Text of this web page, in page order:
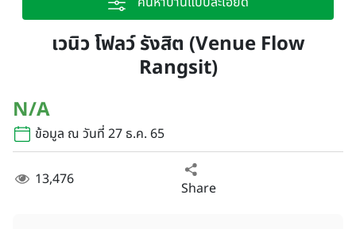
เวนิว โฟลว์ รังสิต (Venue Flow
Rangsit)
N/A
ข้อมูล ณ วันที่ 27 ธ.ค. 65
13,476 Share